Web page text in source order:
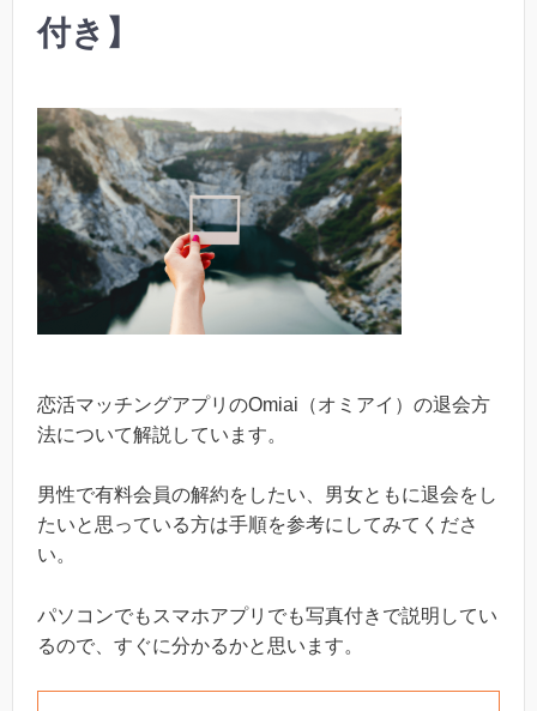
付き】
恋活マッチングアプリのOmiai（オミアイ）の退会方
法について解説しています。
男性で有料会員の解約をしたい、男女ともに退会をし
たいと思っている方は手順を参考にしてみてくださ
い。
パソコンでもスマホアプリでも写真付きで説明してい
るので、すぐに分かるかと思います。